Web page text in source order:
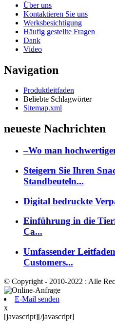
Über uns
Kontaktieren Sie uns
Werksbesichtigung
Häufig gestellte Fragen
Dank
Video
Navigation
Produktleitfaden
Beliebte Schlagwörter
Sitemap.xml
neueste Nachrichten
–Wo man
Steigern Sie Ihren
Standbeuteln...
Digital bedruckte
Einführung in die
Ca...
Umfassender
Customers...
© Copyright - 2010-2022 : Alle
E-Mail senden
x
[javascript][/javascript]